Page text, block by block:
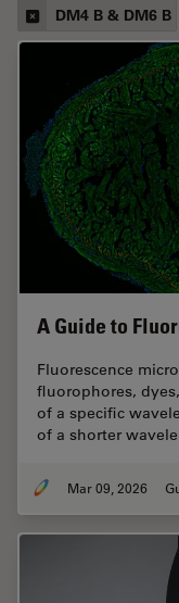
DM4 B & DM6 B
A Guide to
Fluorescence
fluorophores,
of a specific
of a shorter
Mar 09, 2026